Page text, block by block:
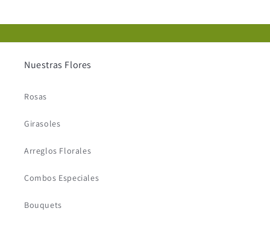
Nuestras Flores
Rosas
Girasoles
Arreglos Florales
Combos Especiales
Bouquets